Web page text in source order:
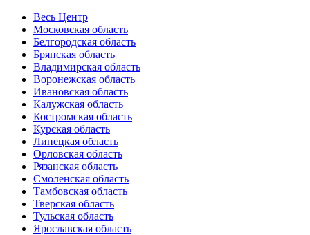
Весь Центр
Московская область
Белгородская область
Брянская область
Владимирская область
Воронежская область
Ивановская область
Калужская область
Костромская область
Курская область
Липецкая область
Орловская область
Рязанская область
Смоленская область
Тамбовская область
Тверская область
Тульская область
Ярославская область